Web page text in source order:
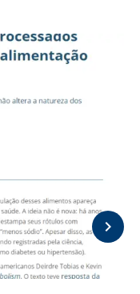
keyboard_arrow_right